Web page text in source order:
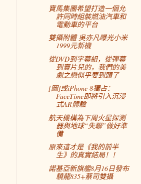
寶馬集團希望打造一個允
許同時組裝燃油汽車和
電動車的平台
雙攝附體 吳亦凡曝光小米
1999元新機
從DVD到字幕組，從彈幕
到賣片兒的，我們的美
劇之戀似乎要到頭了
[圖]或iPhone 8獨占：
FaceTime即將引入沉浸
式AR體驗
航天機構為下周火星探測
器與地球“失聯”做好準
備
原來這才是《我的前半
生》的真實結局！！
諾基亞新旗艦8月16日發布
驍龍835+蔡司雙攝